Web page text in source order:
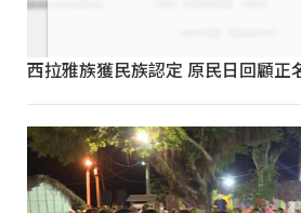
西拉雅族獲民族認定 原民日回顧正